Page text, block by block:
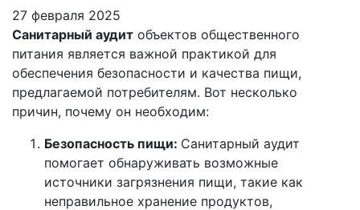
27 февраля 2025
Санитарный аудит объектов общественного
питания является важной практикой для
обеспечения безопасности и качества пищи,
предлагаемой потребителям. Вот несколько
причин, почему он необходим:
Безопасность пищи: Санитарный аудит
помогает обнаруживать возможные
источники загрязнения пищи, такие как
неправильное хранение продуктов,